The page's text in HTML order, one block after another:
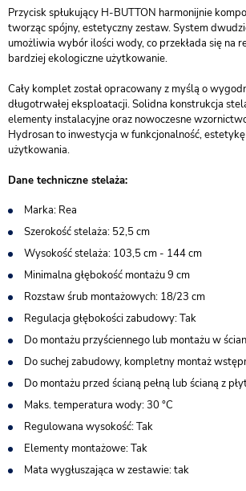
Przycisk spłukujący H-BUTTON harmonijnie
tworząc spójny, estetyczny zestaw. System
umożliwia wybór ilości wody, co przekłada się na
bardziej ekologiczne użytkowanie.
Cały komplet został opracowany z myślą o
długotrwałej eksploatacji. Solidna konstrukcja
elementy instalacyjne oraz nowoczesne
Hydrosan to inwestycja w funkcjonalność,
użytkowania.
Dane techniczne stelaża:
Marka: Rea
Szerokość stelaża: 52,5 cm
Wysokość stelaża: 103,5 cm - 144 cm
Minimalna głębokość montażu 9 cm
Rozstaw śrub montażowych: 18/23 cm
Regulacja głębokości zabudowy: Tak
Do montażu przyściennego lub montażu w
Do suchej zabudowy, kompletny montaż
Do montażu przed ścianą pełną lub ścianą z
Maks. temperatura wody: 30 °C
Regulowana wysokość: Tak
Elementy montażowe: Tak
Mata wygłuszająca w zestawie: tak